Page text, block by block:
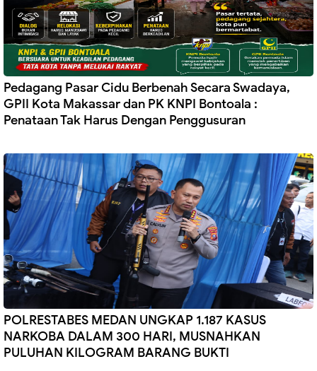
Pedagang Pasar Cidu Berbenah Secara Swadaya,
GPII Kota Makassar dan PK KNPI Bontoala :
Penataan Tak Harus Dengan Penggusuran
POLRESTABES MEDAN UNGKAP 1.187 KASUS
NARKOBA DALAM 300 HARI, MUSNAHKAN
PULUHAN KILOGRAM BARANG BUKTI